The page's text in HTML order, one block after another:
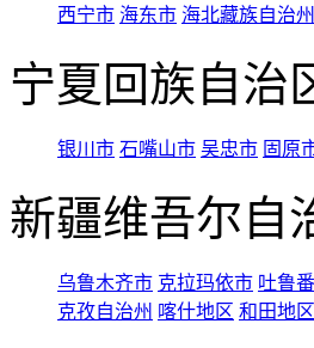
西宁市 海东市 海北藏族自治州
宁夏回族自治
银川市 石嘴山市 吴忠市 固原
新疆维吾尔自
乌鲁木齐市 克拉玛依市 吐鲁
克孜自治州 喀什地区 和田地区